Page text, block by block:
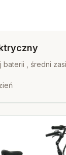
, średni